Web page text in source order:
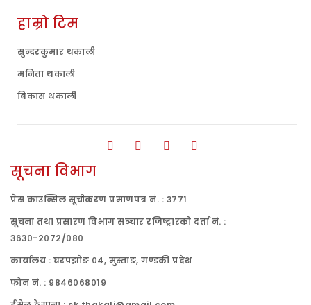
हाम्रो टिम
सुन्दरकुमार थकाली
मनिता थकाली
बिकास थकाली
सूचना विभाग
प्रेस काउन्सिल सूचीकरण प्रमाणपत्र नं. : ३७७१
सूचना तथा प्रसारण विभाग सञ्चार रजिष्ट्रारको दर्ता नं. :
३६३०-२०७२/०८०
कार्यालय : घरपझोङ ०४, मुस्ताङ, गण्डकी प्रदेश
फोन नं. : ९८४६०६८०१९